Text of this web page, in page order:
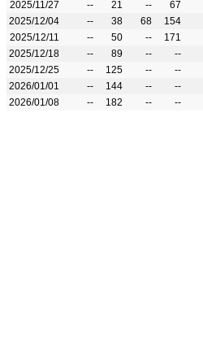
2025/11/27
-- 21 -- 67
2025/12/04
-- 38 68 154
2025/12/11
-- 50 -- 171
2025/12/18
-- 89 -- --
2025/12/25
-- 125 -- --
2026/01/01
-- 144 -- --
2026/01/08
-- 182 -- --